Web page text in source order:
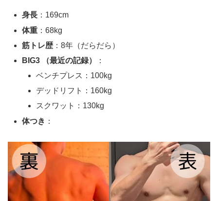
身長 ：169cm
体重 ：68kg
筋トレ歴 ：8年（だらだら）
BIG3 （最近の記録）
：
ベンチプレス：100kg
デッドリフト：160kg
スクワット：130kg
体つき ：